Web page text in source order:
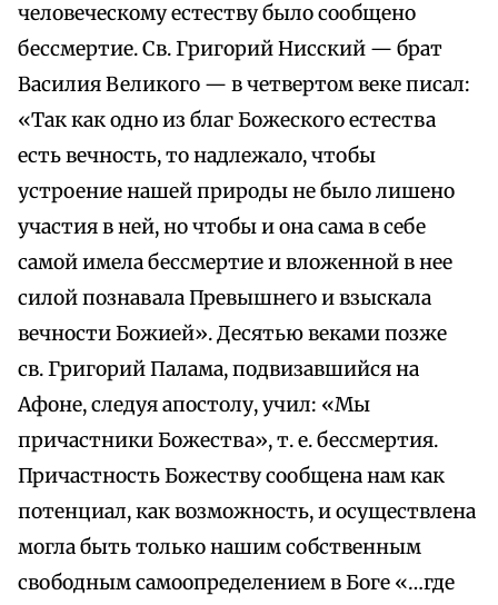
человеческому естеству было сообщено
бессмертие. Св. Григорий Нисский — брат
Василия Великого — в четвертом веке писал:
«Так как одно из благ Божеского естества
есть вечность, то надлежало, чтобы
устроение нашей природы не было лишено
участия в ней, но чтобы и она сама в себе
самой имела бессмертие и вложенной в нее
силой познавала Превышнего и взыскала
вечности Божией». Десятью веками позже
св. Григорий Палама, подвизавшийся на
Афоне, следуя апостолу, учил: «Мы
причастники Божества», т. е. бессмертия.
Причастность Божеству сообщена нам как
потенциал, как возможность, и осуществлена
могла быть только нашим собственным
свободным самоопределением в Боге «…где